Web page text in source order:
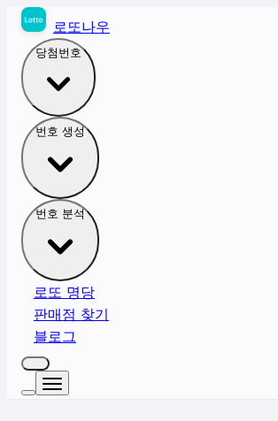
로또나우
당첨번호
번호 생성
번호 분석
로또 명당
판매점 찾기
블로그